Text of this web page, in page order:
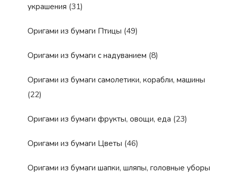
украшения (31)
Оригами из бумаги Птицы (49)
Оригами из бумаги с надуванием (8)
Оригами из бумаги самолетики, корабли, машины
(22)
Оригами из бумаги фрукты, овощи, еда (23)
Оригами из бумаги Цветы (46)
Оригами из бумаги шапки, шляпы, головные уборы